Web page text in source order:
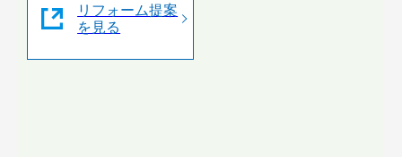
リフォーム提案
を見る